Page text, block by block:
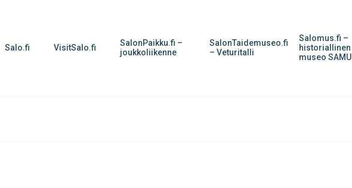
Salo.fi VisitSalo.fi
SalonPaikku.fi –
joukkoliikenne
SalonTaidemuseo.fi
– Veturitalli
Salomus.fi –
historiallinen
museo SAMU